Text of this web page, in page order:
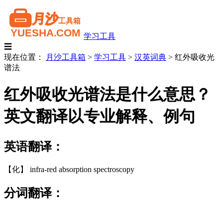
学习工具
☰
现在位置：
月沙工具箱 > 学习工具 > 汉英词典 > 红外吸收光
谱法
红外吸收光谱法是什么意思？
英文翻译以专业解释、例句
英语翻译：
【化】 infra-red absorption spectroscopy
分词翻译：